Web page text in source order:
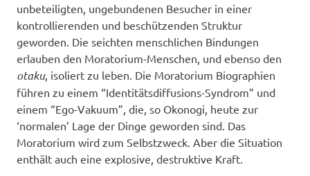
unbeteiligten, ungebundenen Besucher in einer
kontrollierenden und beschützenden Struktur
geworden. Die seichten menschlichen Bindungen
erlauben den Moratorium-Menschen, und ebenso den
otaku, isoliert zu leben. Die Moratorium Biographien
führen zu einem “Identitätsdiffusions-Syndrom” und
einem “Ego-Vakuum”, die, so Okonogi, heute zur
‘normalen’ Lage der Dinge geworden sind. Das
Moratorium wird zum Selbstzweck. Aber die Situation
enthält auch eine explosive, destruktive Kraft.